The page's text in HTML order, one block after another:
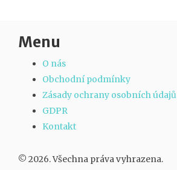
Menu
O nás
Obchodní podmínky
Zásady ochrany osobních údajů
GDPR
Kontakt
© 2026. Všechna práva vyhrazena.